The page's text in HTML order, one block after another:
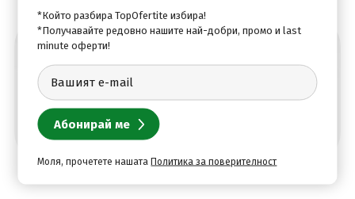
Абонирай се за най-добрите оферти
*Който разбира TopOfertite избира!
*Получавайте редовно нашите най-добри, промо и last
minute оферти!
Моля, прочетете нашатаПолитика за поверителност